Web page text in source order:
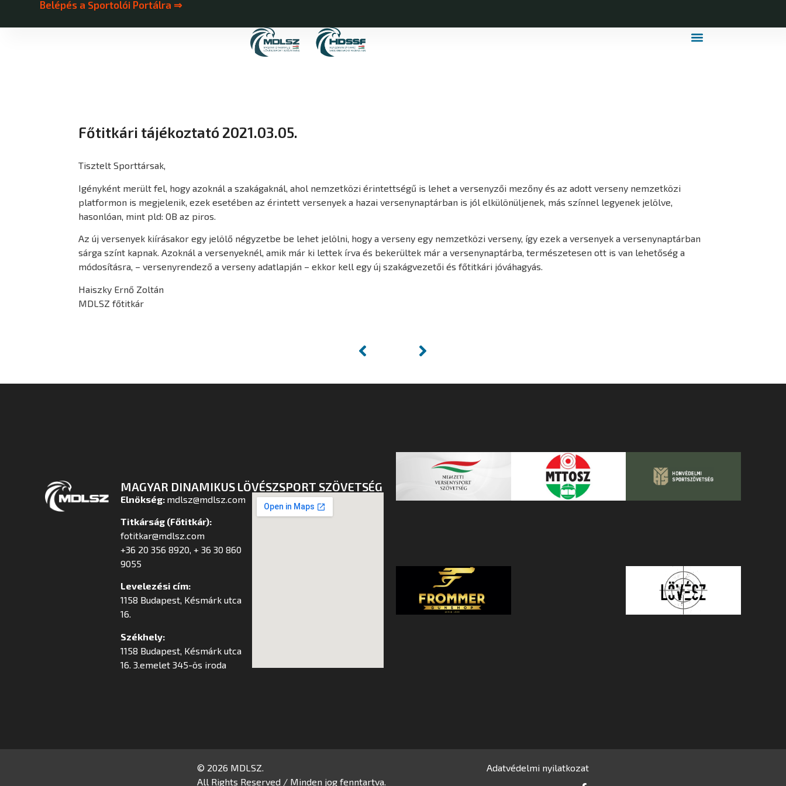
Belépés a Sportolói Portálra ⇒
Főtitkári tájékoztató 2021.03.05.
Tisztelt Sporttársak,
Igényként merült fel, hogy azoknál a szakágaknál, ahol nemzetközi érintettségű is lehet a versenyzői mezőny és az adott verseny nemzetközi
platformon is megjelenik, ezek esetében az érintett versenyek a hazai versenynaptárban is jól elkülönüljenek, más színnel legyenek jelölve,
hasonlóan, mint pld: OB az piros.
Az új versenyek kiírásakor egy jelölő négyzetbe be lehet jelölni, hogy a verseny egy nemzetközi verseny, így ezek a versenyek a versenynaptárban
sárga színt kapnak. Azoknál a versenyeknél, amik már ki lettek írva és bekerültek már a versenynaptárba, természetesen ott is van lehetőség a
módosításra, – versenyrendező a verseny adatlapján – ekkor kell egy új szakágvezetői és főtitkári jóváhagyás.
Haiszky Ernő Zoltán
MDLSZ főtitkár
MAGYAR DINAMIKUS LÖVÉSZSPORT SZÖVETSÉG
Elnökség: mdlsz@mdlsz.com
Titkárság (Főtitkár):
fotitkar@mdlsz.com
+36 20 356 8920, + 36 30 860
9055
Levelezési cím:
1158 Budapest, Késmárk utca
16.
Székhely:
1158 Budapest, Késmárk utca
16. 3.emelet 345-ös iroda
© 2026 MDLSZ.
All Rights Reserved / Minden jog fenntartva.
Adatvédelmi nyilatkozat